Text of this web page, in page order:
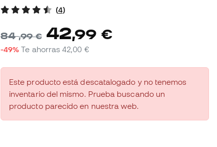
(4)
84,99 € 42,99 €
-49% Te ahorras42,00 €
Este producto está descatalogado y no tenemos
inventario del mismo. Prueba buscando un
producto parecido en nuestra web.